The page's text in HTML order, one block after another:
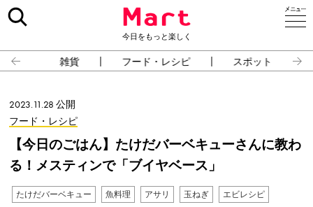
今日をもっと楽しく
雑貨 フード・レシピ スポット
2023.11.28 公開
フード・レシピ
【今日のごはん】たけだバーベキューさんに教わ
る！メスティンで「ブイヤベース」
たけだバーベキュー 魚料理 アサリ 玉ねぎ エビレシピ